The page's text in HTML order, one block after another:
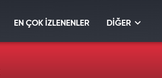
EN ÇOK İZLENENLER DİĞER